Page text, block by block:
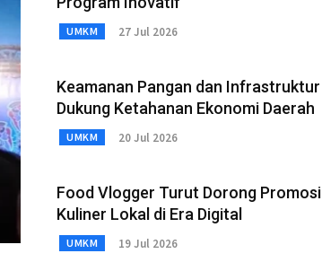
UMKM 27 Jul 2026
Keamanan Pangan dan Infrastruktur
Dukung Ketahanan Ekonomi Daerah
UMKM 20 Jul 2026
Food Vlogger Turut Dorong Promosi
Kuliner Lokal di Era Digital
UMKM 19 Jul 2026